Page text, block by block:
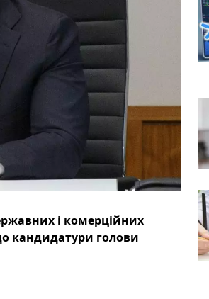
і комерційних
кандидатури голови